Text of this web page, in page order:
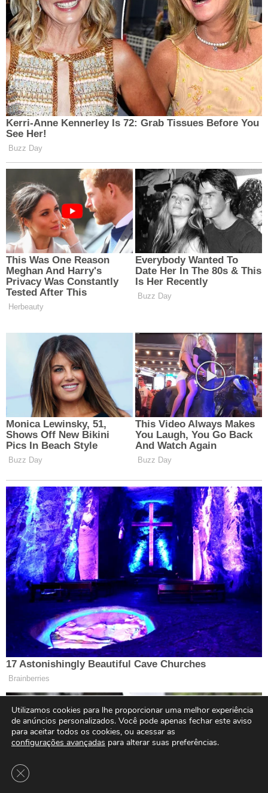
Utilizamos cookies para lhe proporcionar uma melhor experiência
de anúncios personalizados. Você pode apenas fechar este aviso
para aceitar todos os cookies, ou acessar as
configurações avançadas para alterar suas preferências.
Close GDPR Cookie Banner